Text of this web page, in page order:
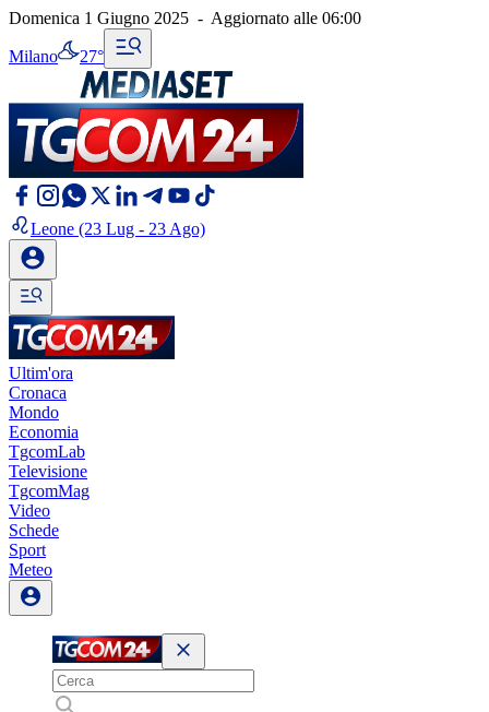
Domenica 1 Giugno 2025 - Aggiornato alle 06:00
Milano 27°
Leone (23 Lug - 23 Ago)
Ultim'ora
Cronaca
Mondo
Economia
TgcomLab
Televisione
TgcomMag
Video
Schede
Sport
Meteo